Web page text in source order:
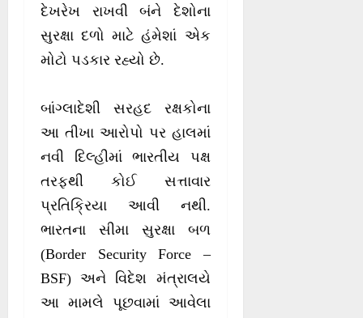
દેખરેખ રાખવી બંને દેશોના
સુરક્ષા દળો માટે હંમેશાં એક
મોટો પડકાર રહ્યો છે.
બાંગ્લાદેશી સરહદ રક્ષકોના
આ તીખા આરોપો પર હાલમાં
નવી દિલ્હીમાં ભારતીય પક્ષ
તરફથી કોઈ સત્તાવાર
પ્રતિક્રિયા આવી નથી.
ભારતના સીમા સુરક્ષા બળ
(Border Security Force –
BSF) અને વિદેશ મંત્રાલયે
આ મામલે પૂછવામાં આવેલા